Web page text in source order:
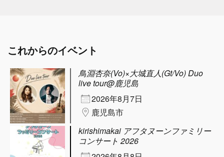
これからのイベント
鳥淵杏奈(Vo)×大城直人(Gt/Vo) Duo
live tour@鹿児島
2026年8月7日
鹿児島市
kirishimakai アフタヌーンファミリー
コンサート 2026